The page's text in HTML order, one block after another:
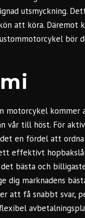
utsmyckning.
att köra. Däremot
bör
motorcykel
vår till höst. För
en fördel att
effektivt
bästa och
dig marknadens
att få snabbt svar,